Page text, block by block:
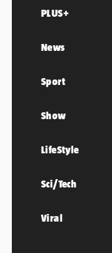
PLUS+
News
Sport
Show
LifeStyle
Sci/Tech
Viral